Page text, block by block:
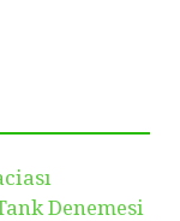
Denemesi